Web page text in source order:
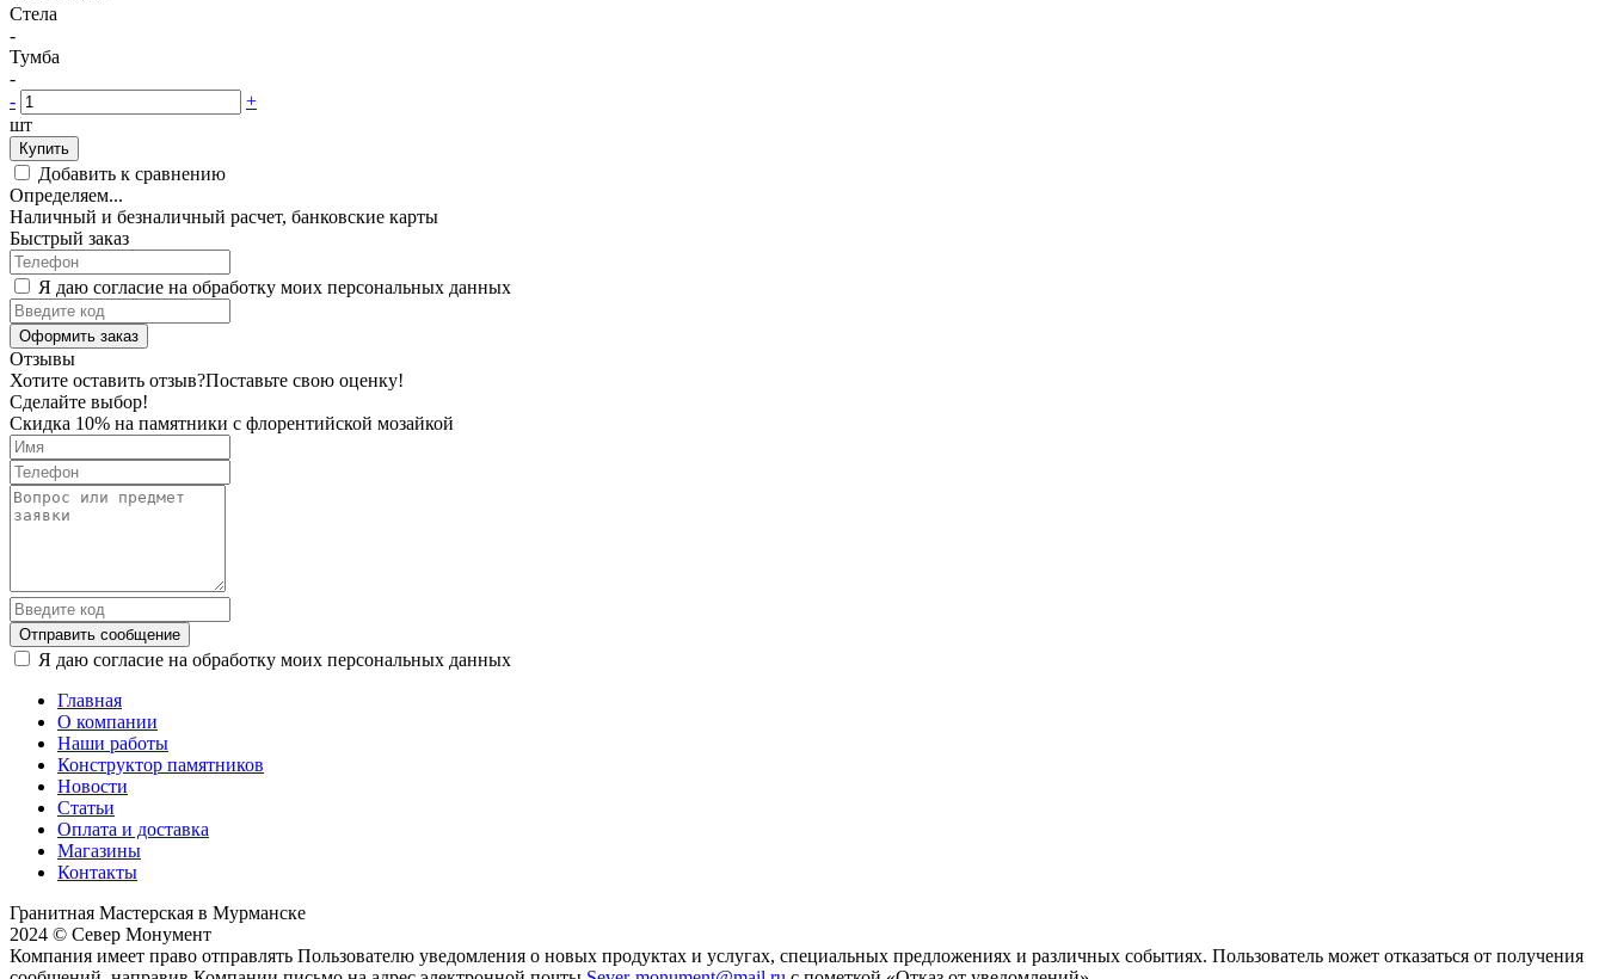
Стела
-
Тумба
-
-
+
шт
Купить
Добавить к сравнению
Определяем...
Наличный и безналичный расчет, банковские карты
Быстрый заказ
Я даю согласие на обработку моих персональных данных
Оформить заказ
Отзывы
Хотите оставить отзыв?Поставьте свою оценку!
Сделайте выбор!
Скидка 10% на памятники с флорентийской мозайкой
Отправить сообщение
Я даю согласие на обработку моих персональных данных
Главная
О компании
Наши работы
Конструктор памятников
Новости
Статьи
Оплата и доставка
Магазины
Контакты
Гранитная Мастерская в Мурманске
2024 © Север Монумент
Компания имеет право отправлять Пользователю уведомления о новых продуктах и услугах, специальных предложениях и различных событиях. Пользователь может отказаться от получения